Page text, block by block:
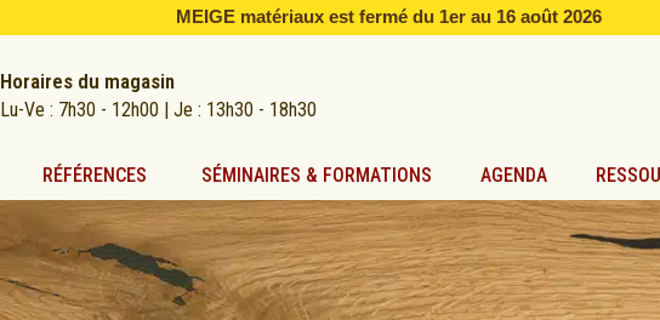
MEIGE matériaux est fermé du 1er au 16 août 2026
Horaires du magasin
Lu-Ve : 7h30 - 12h00 | Je : 13h30 - 18h30
RÉFÉRENCES SÉMINAIRES & FORMATIONS AGENDA